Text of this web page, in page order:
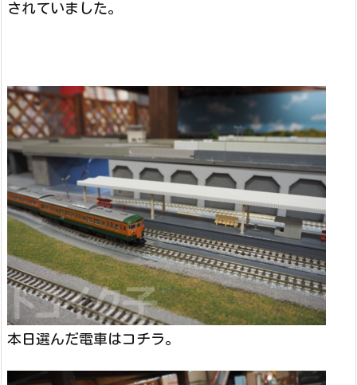
されていました。
本日選んだ電車はコチラ。